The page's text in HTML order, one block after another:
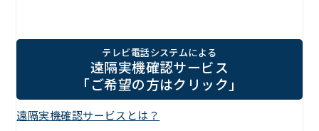
テレビ電話システムによる
遠隔実機確認サービス
「ご希望の方はクリック」
遠隔実機確認サービスとは？